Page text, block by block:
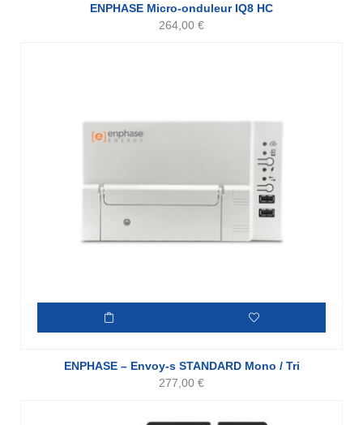
ENPHASE Micro-onduleur IQ8 HC
264,00 €
ENPHASE – Envoy-s STANDARD Mono / Tri
277,00 €